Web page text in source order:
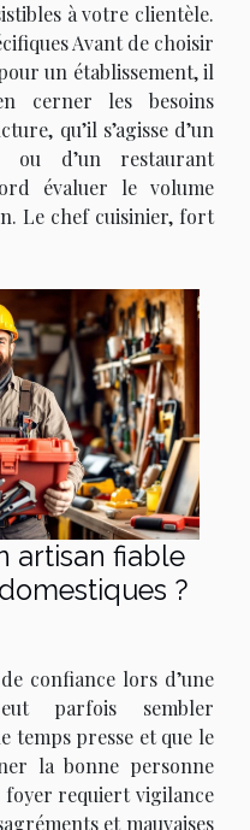
à votre clientèle.
Avant de choisir
un établissement, il
cerner les besoins
qu’il s’agisse d’un
ou d’un restaurant
évaluer le volume
Le chef cuisinier, fort
artisan fiable
?
confiance lors d’une
parfois sembler
temps presse et que le
la bonne personne
requiert vigilance
et mauvaises